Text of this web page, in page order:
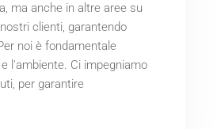
ma anche in altre aree su
clienti, garantendo
noi è fondamentale
l'ambiente. Ci impegniamo
per garantire